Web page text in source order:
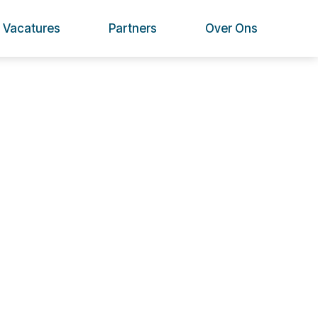
Vacatures Partners Over Ons